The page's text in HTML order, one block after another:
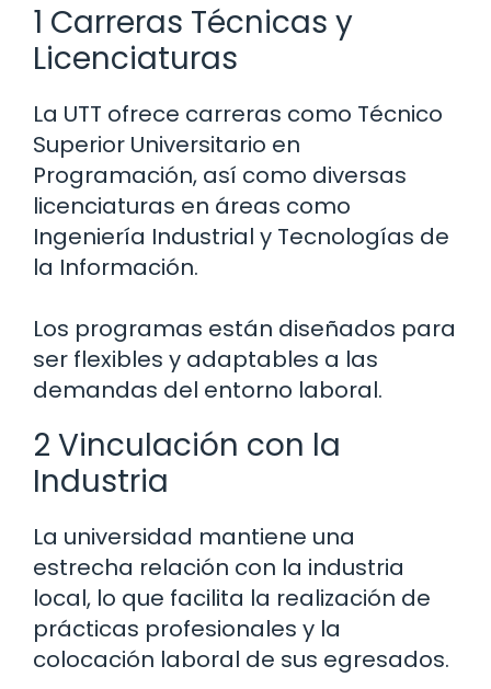
1 Carreras Técnicas y
Licenciaturas
La UTT ofrece carreras como Técnico
Superior Universitario en
Programación, así como diversas
licenciaturas en áreas como
Ingeniería Industrial y Tecnologías de
la Información.
Los programas están diseñados para
ser flexibles y adaptables a las
demandas del entorno laboral.
2 Vinculación con la
Industria
La universidad mantiene una
estrecha relación con la industria
local, lo que facilita la realización de
prácticas profesionales y la
colocación laboral de sus egresados.